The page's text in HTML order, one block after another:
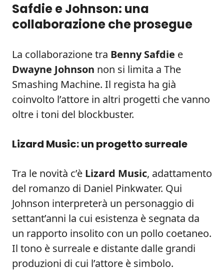
Safdie e Johnson: una
collaborazione che prosegue
La collaborazione tra Benny Safdie e
Dwayne Johnson non si limita a The
Smashing Machine. Il regista ha già
coinvolto l’attore in altri progetti che vanno
oltre i toni del blockbuster.
Lizard Music: un progetto surreale
Tra le novità c’è Lizard Music, adattamento
del romanzo di Daniel Pinkwater. Qui
Johnson interpreterà un personaggio di
settant’anni la cui esistenza è segnata da
un rapporto insolito con un pollo coetaneo.
Il tono è surreale e distante dalle grandi
produzioni di cui l’attore è simbolo.